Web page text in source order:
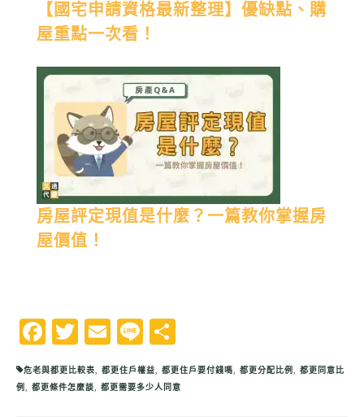
【國宅申請資格最新整理】優缺點、購
屋重點一次看！
房屋評定現值是什麼？一篇教你掌握房
屋價值！
Facebook
Twitter
EmailLine
享
危老與都更比較表, 都更住戶權益, 都更住戶要付錢嗎, 都更分配比例 , 都更同意比
例 , 都更條件怎麼談, 都更需要多少人同意